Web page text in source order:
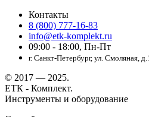
Контакты
8 (800) 777-16-83
info@etk-komplekt.ru
09:00 - 18:00, Пн-Пт
г. Санкт-Петербург, ул. Смоляная,
© 2017 — 2025.
ЕТК - Комплект.
Инструменты и оборудование